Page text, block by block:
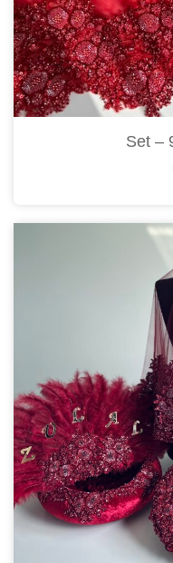
Set –